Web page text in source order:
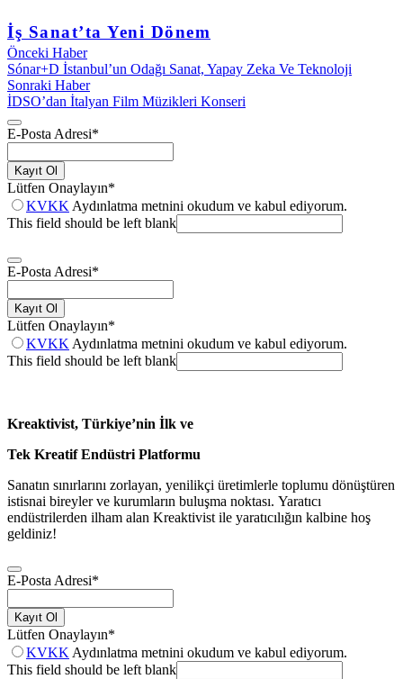
İş Sanat’ta Yeni Dönem
Önceki Haber
Sónar+D İstanbul’un Odağı Sanat, Yapay Zeka Ve Teknoloji
Sonraki Haber
İDSO’dan İtalyan Film Müzikleri Konseri
E-Posta Adresi*
Kayıt Ol
Lütfen Onaylayın*
KVKK Aydınlatma metnini okudum ve kabul ediyorum.
This field should be left blank
E-Posta Adresi*
Kayıt Ol
Lütfen Onaylayın*
KVKK Aydınlatma metnini okudum ve kabul ediyorum.
This field should be left blank
Kreaktivist, Türkiye’nin İlk ve
Tek Kreatif Endüstri Platformu
Sanatın sınırlarını zorlayan, yenilikçi üretimlerle toplumu dönüştüren
istisnai bireyler ve kurumların buluşma noktası. Yaratıcı
endüstrilerden ilham alan Kreaktivist ile yaratıcılığın kalbine hoş
geldiniz!
E-Posta Adresi*
Kayıt Ol
Lütfen Onaylayın*
KVKK Aydınlatma metnini okudum ve kabul ediyorum.
This field should be left blank